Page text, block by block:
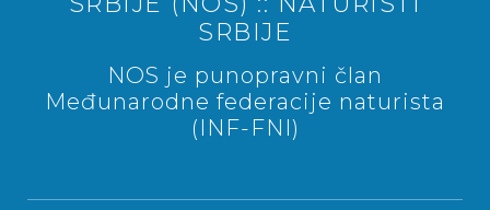
SRBIJE
NOS je punopravni član
Međunarodne federacije naturista
(INF-FNI)